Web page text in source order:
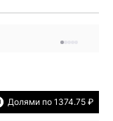
Долями по 1374.75 ₽